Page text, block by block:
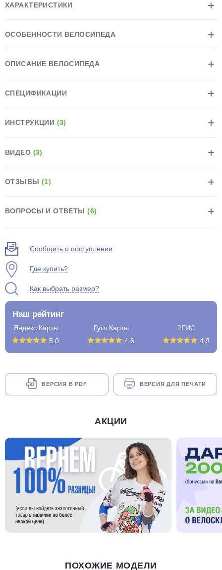
ХАРАКТЕРИСТИКИ
ОСОБЕННОСТИ ВЕЛОСИПЕДА
ОПИСАНИЕ ВЕЛОСИПЕДА
СПЕЦИФИКАЦИИ
ИНСТРУКЦИИ (3)
ВИДЕО (3)
ОТЗЫВЫ (1)
ВОПРОСЫ И ОТВЕТЫ(6)
Сообщить о поступлении
Где купить?
Как выбрать размер?
Наш рейтинг
Яндекс.Карты
5.0
Гугл.Карты
4.6
2ГИС
4.9
ВЕРСИЯ В PDF ВЕРСИЯ ДЛЯ ПЕЧАТИ
АКЦИИ
ПОХОЖИЕ МОДЕЛИ